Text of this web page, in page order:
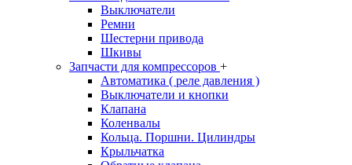
Выключатели
Ремни
Шестерни привода
Шкивы
Запчасти для компрессоров +
Автоматика ( реле давления )
Выключатели и кнопки
Клапана
Коленвалы
Кольца. Поршни. Цилиндры
Крыльчатка